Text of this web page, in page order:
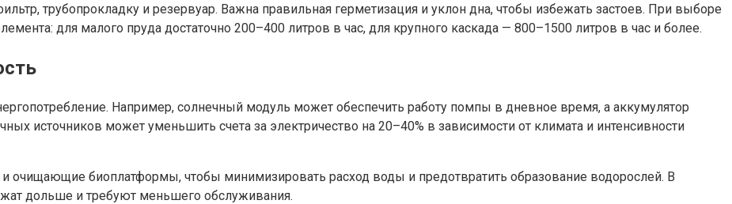
трубопрокладку и резервуар. Важна правильная герметизация и уклон дна, чтобы избежать застоев. При выборе
для малого пруда достаточно 200–400 литров в час, для крупного каскада — 800–1500 литров в час и более.
Например, солнечный модуль может обеспечить работу помпы в дневное время, а аккумулятор
источников может уменьшить счета за электричество на 20–40% в зависимости от климата и интенсивности
очищающие биоплатформы, чтобы минимизировать расход воды и предотвратить образование водорослей. В
дольше и требуют меньшего обслуживания.